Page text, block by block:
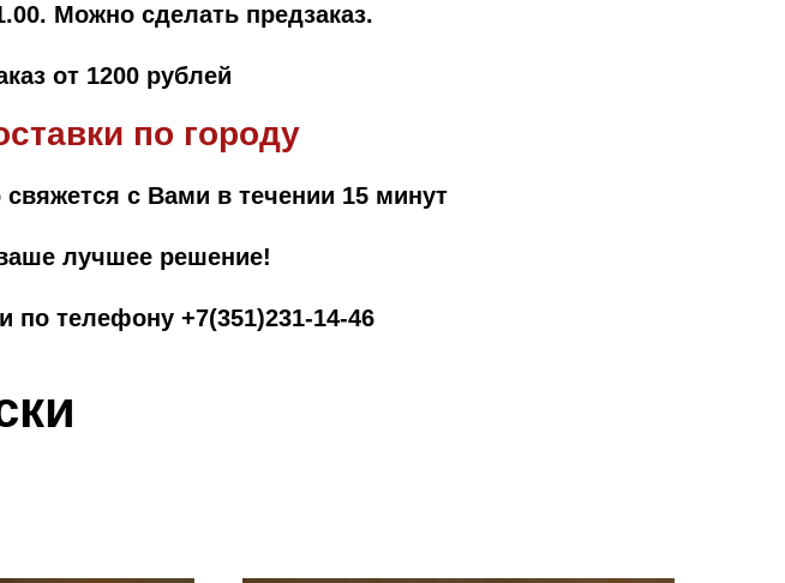
Можно сделать предзаказ.
от 1200 рублей
по городу
с Вами в течении 15 минут
лучшее решение!
по телефону +7(351)231-14-46